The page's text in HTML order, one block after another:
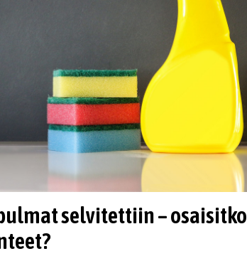
selvitettiin – osaisitko